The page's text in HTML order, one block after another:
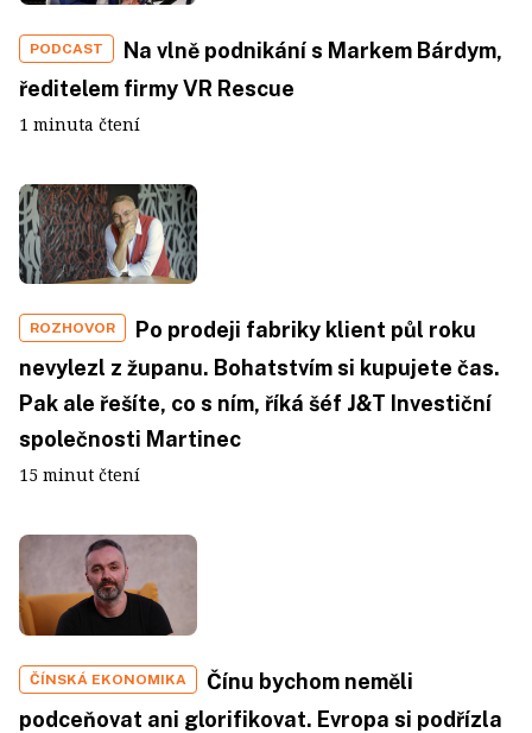
PODCAST
Na vlně podnikání s Markem Bárdym,
ředitelem firmy VR Rescue
1 minuta čtení
ROZHOVOR
Po prodeji fabriky klient půl roku
nevylezl z županu. Bohatstvím si kupujete čas.
Pak ale řešíte, co s ním, říká šéf J&T Investiční
společnosti Martinec
15 minut čtení
ČÍNSKÁ EKONOMIKA
Čínu bychom neměli
podceňovat ani glorifikovat. Evropa si podřízla